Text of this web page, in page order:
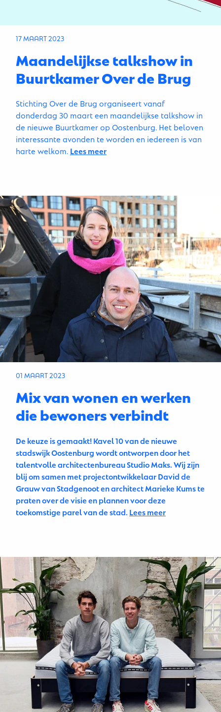
17 MAART 2023
Maandelijkse talkshow in
Buurtkamer Over de Brug
Stichting Over de Brug organiseert vanaf
donderdag 30 maart een maandelijkse talkshow in
de nieuwe Buurtkamer op Oostenburg. Het beloven
interessante avonden te worden en iedereen is van
harte welkom. Lees meer
01 MAART 2023
Mix van wonen en werken
die bewoners verbindt
De keuze is gemaakt! Kavel 10 van de nieuwe
stadswijk Oostenburg wordt ontworpen door het
talentvolle architectenbureau Studio Maks. Wij zijn
blij om samen met projectontwikkelaar David de
Grauw van Stadgenoot en architect Marieke Kums te
praten over de visie en plannen voor deze
toekomstige parel van de stad. Lees meer